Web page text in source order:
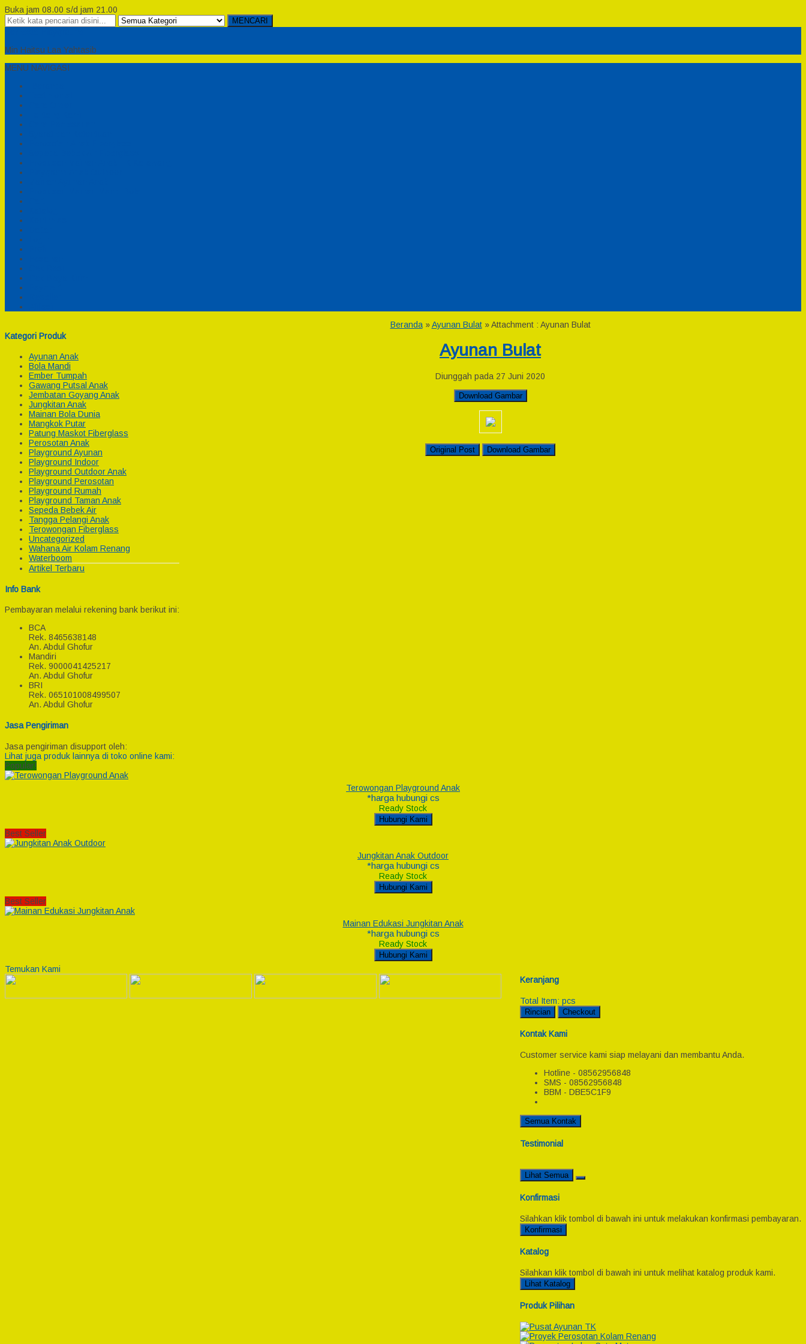
Buka jam 08.00 s/d jam 21.00
MENCARI
Min Haitsu Laa Yahtasib
MENU NAVIGASI
Kategori Produk
Ayunan Anak
Bola Mandi
Ember Tumpah
Gawang Putsal Anak
Jembatan Goyang Anak
Jungkitan Anak
Mainan Bola Dunia
Mangkok Putar
Patung Maskot Fiberglass
Perosotan Anak
Playground Ayunan
Playground Indoor
Playground Outdoor Anak
Playground Perosotan
Playground Rumah
Playground Taman Anak
Sepeda Bebek Air
Tangga Pelangi Anak
Terowongan Fiberglass
Uncategorized
Wahana Air Kolam Renang
Waterboom
Artikel Terbaru
Info Bank
Pembayaran melalui rekening bank berikut ini:
BCA
Rek. 8465638148
An. Abdul Ghofur
Mandiri
Rek. 9000041425217
An. Abdul Ghofur
BRI
Rek. 065101008499507
An. Abdul Ghofur
Jasa Pengiriman
Jasa pengiriman disupport oleh:
Beranda»Ayunan Bulat» Attachment : Ayunan Bulat
Ayunan Bulat
Diunggah pada 27 Juni 2020
Download Gambar
Original Post Download Gambar
Lihat juga produk lainnya di toko online kami:
Popular!
Terowongan Playground Anak
*harga hubungi cs
Ready Stock
Hubungi Kami
Best Seller
Jungkitan Anak Outdoor
*harga hubungi cs
Ready Stock
Hubungi Kami
Best Seller
Mainan Edukasi Jungkitan Anak
*harga hubungi cs
Ready Stock
Hubungi Kami
Keranjang
Total Item: pcs
Rincian Checkout
Kontak Kami
Customer service kami siap melayani dan membantu Anda.
Hotline - 08562956848
SMS - 08562956848
BBM - DBE5C1F9
Semua Kontak
Testimonial
Lihat Semua
Konfirmasi
Silahkan klik tombol di bawah ini untuk melakukan konfirmasi pembayaran.
Konfirmasi
Katalog
Silahkan klik tombol di bawah ini untuk melihat katalog produk kami.
Lihat Katalog
Produk Pilihan
Temukan Kami